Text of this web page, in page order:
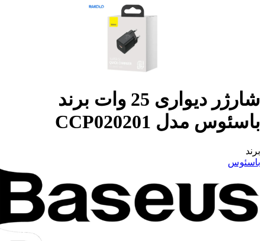
شارژر دیواری 25 وات برند
باسئوس مدل CCP020201
برند
باسئوس